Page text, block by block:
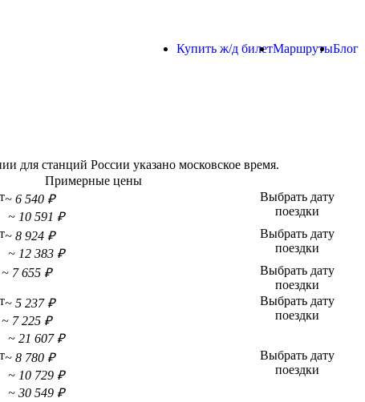
Купить ж/д билетМаршрутыБлог
для станций России указано московское время.
Примерные цены
~ 6 540 ₽
~ 10 591 ₽
Выбрать дату
поездки
~ 8 924 ₽
~ 12 383 ₽
Выбрать дату
поездки
~ 7 655 ₽
Выбрать дату
поездки
~ 5 237 ₽
~ 7 225 ₽
~ 21 607 ₽
Выбрать дату
поездки
~ 8 780 ₽
~ 10 729 ₽
~ 30 549 ₽
Выбрать дату
поездки